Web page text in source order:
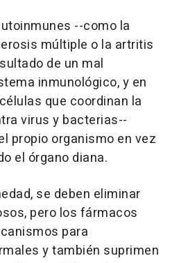
--como la
múltiple o la artritis
de un mal
inmunológico, y en
que coordinan la
virus y bacterias--
propio organismo en vez
el órgano diana.
se deben eliminar
pero los fármacos
para
y también suprimen